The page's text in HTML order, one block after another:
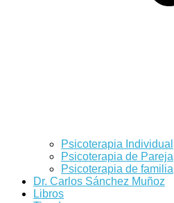
Psicoterapia Individual
Psicoterapia de Pareja
Psicoterapia de familia
Dr. Carlos Sánchez Muñoz
Libros